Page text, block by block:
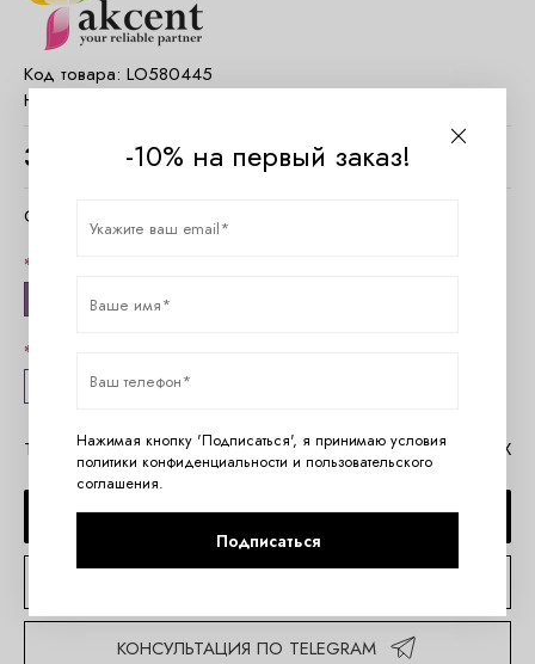
Код товара: LO580445
Наличие:
3790 руб.
Очистить параметры
40/L
Таблица размеров Akcent Помощь в MAX
ДОБАВИТЬ В КОРЗИНУ
КОНСУЛЬТАЦИЯ ПО TELEGRAM
-10% на первый заказ!
Нажимая кнопку 'Подписаться', я принимаю условия
политики конфиденциальности и пользовательского
соглашения.
Подписаться